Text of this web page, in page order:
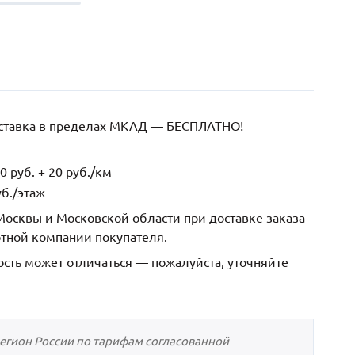
в пределах МКАД — БЕСПЛАТНО!
руб. + 20 руб./км
этаж
и Московской области при доставке заказа
компании покупателя.
может отличаться — пожалуйста, уточняйте
России по тарифам согласованной